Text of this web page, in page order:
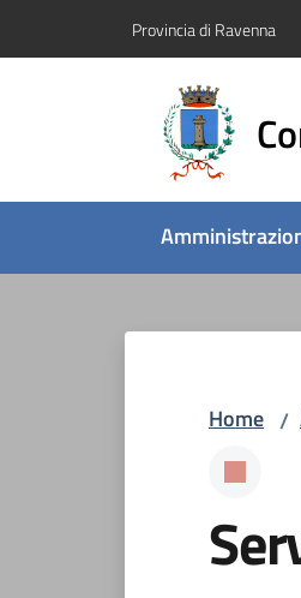
Provincia di Ravenna
Home /